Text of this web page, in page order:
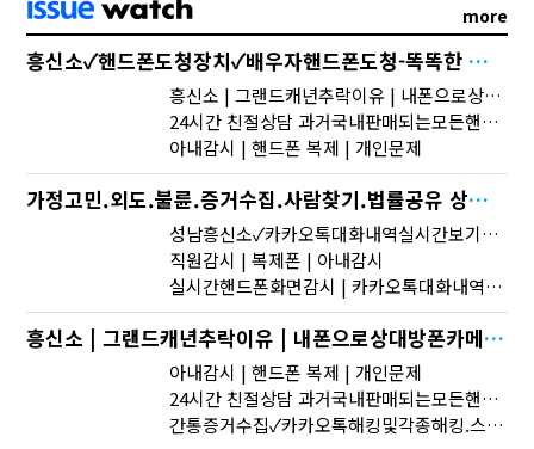
more
흥신소✓핸드폰도청장치✓배우자핸드폰도청-똑똑한 스마트 폰 도청-무료 도청앱-나의 아저씨 도청앱
흥신소 | 그랜드캐년추락이유 | 내폰으로상대방폰카메라열어서보기어플
24시간 친절상담 과거국내판매되는모든핸드폰도청가능 도청장치 스마트폰 복제 핸드폰도청어플 핸드폰 도청 에어팟 도청
아내감시 | 핸드폰 복제 | 개인문제
가정고민.외도.불륜.증거수집.사람찾기.법률공유 상대방카카오톡실시간확인하는방법 스마트폰해킹꼭보세요
성남흥신소✓카카오톡대화내역실시간보기✓카카오톡해킹
직원감시 | 복제폰 | 아내감시
실시간핸드폰화면감시 | 카카오톡대화내역백업 | 스파이폰apk
흥신소 | 그랜드캐년추락이유 | 내폰으로상대방폰카메라열어서보기어플
아내감시 | 핸드폰 복제 | 개인문제
24시간 친절상담 과거국내판매되는모든핸드폰도청가능 도청장치 스마트폰 복제 핸드폰도청어플 핸드폰 도청 에어팟 도청
간통증거수집✓카카오톡해킹및각종해킹.스마트폰복제.복제폰.쌍둥이폰팝니다카카오톡해킹스마트폰해킹..✓실시간핸드폰화면감시